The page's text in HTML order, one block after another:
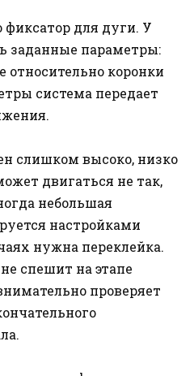
фиксатор для дуги. У
заданные параметры:
относительно коронки
система передает
слишком высоко, низко
двигаться не так,
небольшая
настройками
нужна переклейка.
спешит на этапе
проверяет